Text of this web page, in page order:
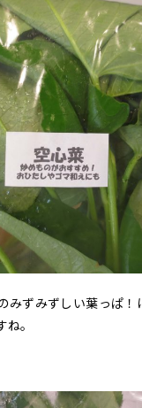
みずみずしい葉っぱ！
。